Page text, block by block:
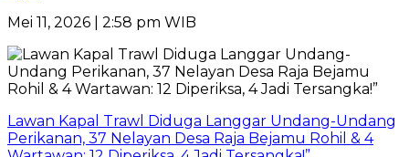
Mei 11, 2026 | 2:58 pm WIB
Lawan Kapal Trawl Diduga Langgar Undang-Undang
Perikanan, 37 Nelayan Desa Raja Bejamu Rohil & 4